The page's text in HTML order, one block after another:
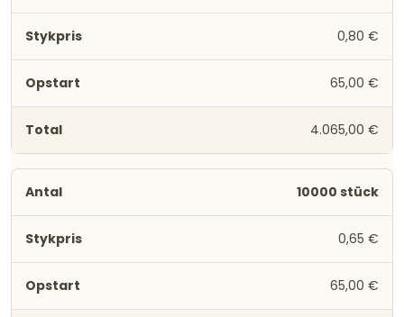
0,80 €
65,00 €
4.065,00 €
10000 stück
0,65 €
65,00 €